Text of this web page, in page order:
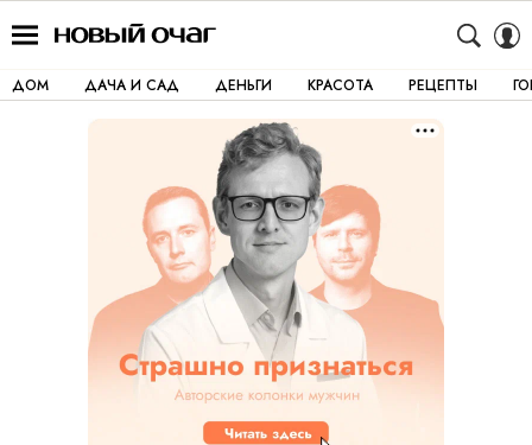
ДОМ ДАЧА И САД ДЕНЬГИ КРАСОТА РЕЦЕПТЫ